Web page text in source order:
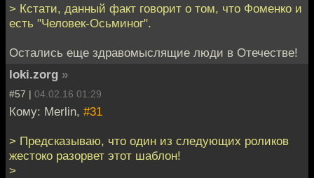
> Кстати, данный факт говорит о том, что Фоменко и
есть "Человек-Осьминог".
Остались еще здравомыслящие люди в Отечестве!
loki.zorg »
#57 | 04.02.16 01:29
Кому: Merlin, #31
> Предсказываю, что один из следующих роликов
жестоко разорвет этот шаблон!
>